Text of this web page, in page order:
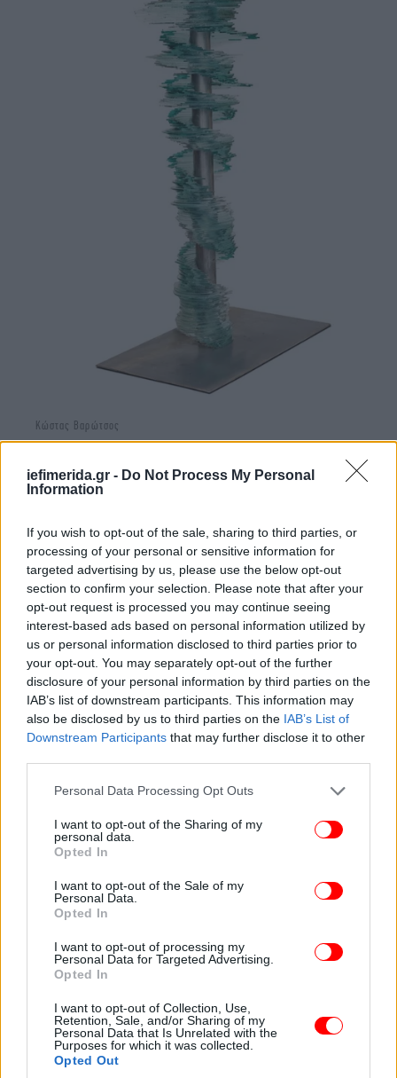
iefimerida.gr - Do Not Process My Personal
Information
If you wish to opt-out of the sale, sharing to third parties, or
processing of your personal or sensitive information for
targeted advertising by us, please use the below opt-out
section to confirm your selection. Please note that after your
opt-out request is processed you may continue seeing
interest-based ads based on personal information utilized by
us or personal information disclosed to third parties prior to
your opt-out. You may separately opt-out of the further
disclosure of your personal information by third parties on the
IAB’s list of downstream participants. This information may
also be disclosed by us to third parties on the IAB’s List of
Downstream Participants that may further disclose it to other
Please note that this website/app uses one or more Google
not limited to your visit or usage behaviour. You may click to
grant or deny consent to Google and its third-party tags to
use your data for below specified purposes in below Google
consent section.
Personal Data Processing Opt Outs
I want to opt-out of the Sharing of my
personal data.
Opted In
I want to opt-out of the Sale of my
Personal Data.
Opted In
I want to opt-out of processing my
Personal Data for Targeted Advertising.
Opted In
I want to opt-out of Collection, Use,
Retention, Sale, and/or Sharing of my
Personal Data that Is Unrelated with the
Purposes for which it was collected.
Opted Out
Κώστας Βαρώτσος
Ξεχωριστή θέση στον κατάλογο καταλαμβάνει η
ενότητα γλυπτικής και κεραμικής, με δημιουργίες
Παπαγιάννη, Γιώργου Ζογγολόπουλου, Χρήστου
Καπράλου, Αφροδίτης Λίτη, Νικόλα και Ελένης
Βερναδάκη, αναδεικνύοντας τη διαχρονική
δυναμική της ελληνικής δημιουργίας.